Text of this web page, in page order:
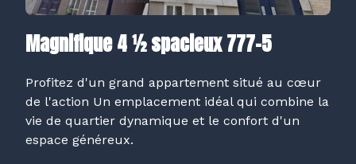
Magnifique 4 ½ spacieux 777-5
Profitez d'un grand appartement situé au cœur
de l'action Un emplacement idéal qui combine la
vie de quartier dynamique et le confort d'un
espace généreux.